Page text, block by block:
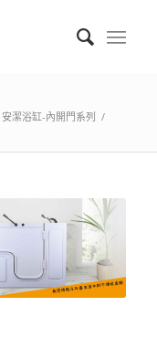
安潔浴缸-內開門系列 /